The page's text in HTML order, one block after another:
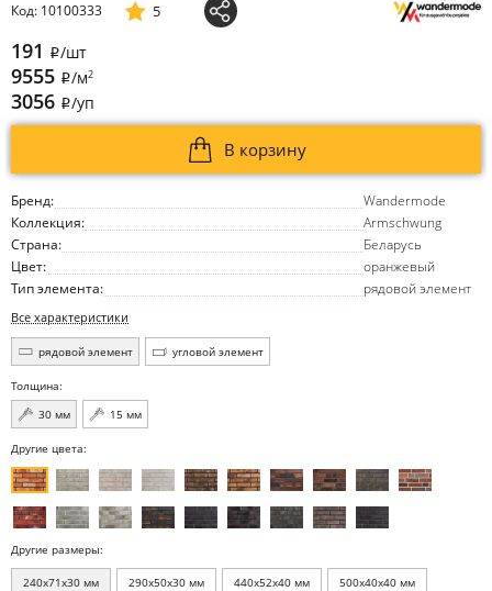
Бренд:
Wandermode
Коллекция:
Armschwung
Страна:
Беларусь
Цвет:
оранжевый
Тип элемента:
рядовой элемент
Все характеристики
рядовой элемент угловой элемент
Толщина:
30 мм
15 мм
Код: 10100333 5
191 i/шт
9555 i/м2
3056 i/уп
В корзину
Другие цвета:
Другие размеры:
240x71x30 мм 290x50x30 мм 440x52x40 мм 500x40x40 мм